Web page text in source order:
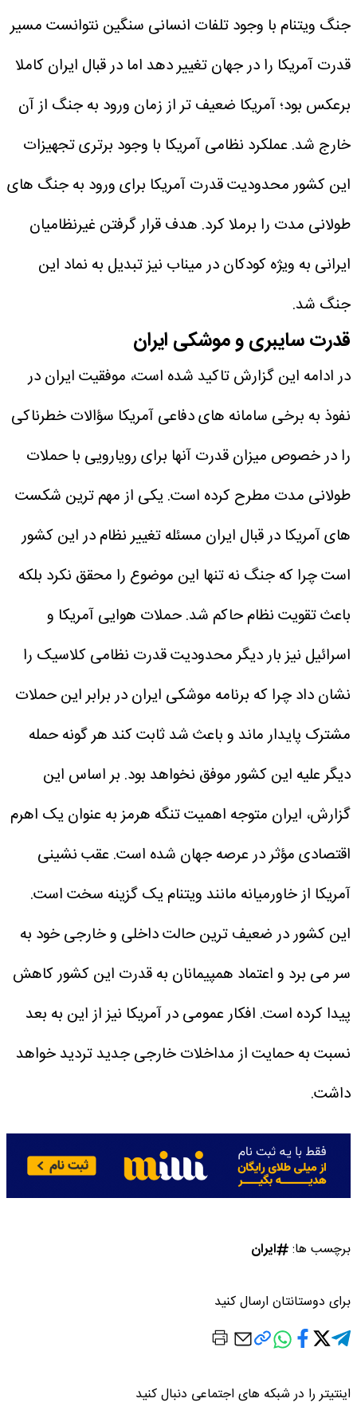
جنگ ویتنام با وجود تلفات انسانی سنگین نتوانست مسیر
قدرت آمریکا را در جهان تغییر دهد اما در قبال ایران کاملا
برعکس بود؛ آمریکا ضعیف تر از زمان ورود به جنگ از آن
خارج شد. عملکرد نظامی آمریکا با وجود برتری تجهیزات
این کشور محدودیت قدرت آمریکا برای ورود به جنگ های
طولانی مدت را برملا کرد. هدف قرار گرفتن غیرنظامیان
ایرانی به ویژه کودکان در میناب نیز تبدیل به نماد این
جنگ شد.
قدرت سایبری و موشکی ایران
در ادامه این گزارش تاکید شده است، موفقیت ایران در
نفوذ به برخی سامانه های دفاعی آمریکا سؤالات خطرناکی
را در خصوص میزان قدرت آنها برای رویارویی با حملات
طولانی مدت مطرح کرده است. یکی از مهم ترین شکست
های آمریکا در قبال ایران مسئله تغییر نظام در این کشور
است چرا که جنگ نه تنها این موضوع را محقق نکرد بلکه
باعث تقویت نظام حاکم شد.حملات هوایی آمریکا و
اسرائیل نیز بار دیگر محدودیت قدرت نظامی کلاسیک را
نشان داد چرا که برنامه موشکی ایران در برابر این حملات
مشترک پایدار ماند و باعث شد ثابت کند هر گونه حمله
دیگر علیه این کشور موفق نخواهد بود. بر اساس این
گزارش، ایران متوجه اهمیت تنگه هرمز به عنوان یک اهرم
اقتصادی مؤثر در عرصه جهان شده است. عقب نشینی
آمریکا از خاورمیانه مانند ویتنام یک گزینه سخت است.
این کشور در ضعیف ترین حالت داخلی و خارجی خود به
سر می برد و اعتماد همپیمانان به قدرت این کشور کاهش
پیدا کرده است. افکار عمومی در آمریکا نیز از این به بعد
نسبت به حمایت از مداخلات خارجی جدید تردید خواهد
داشت.
برچسب ها: ایران
برای دوستانتان ارسال کنید
اینتیتر را در شبکه های اجتماعی دنبال کنید